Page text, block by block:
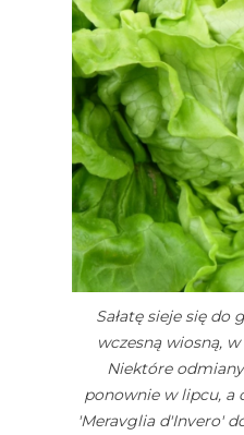
Sałatę sieje się do
wczesną wiosną,
Niektóre
ponownie w lipcu, a
'Meravglia d'Invero'